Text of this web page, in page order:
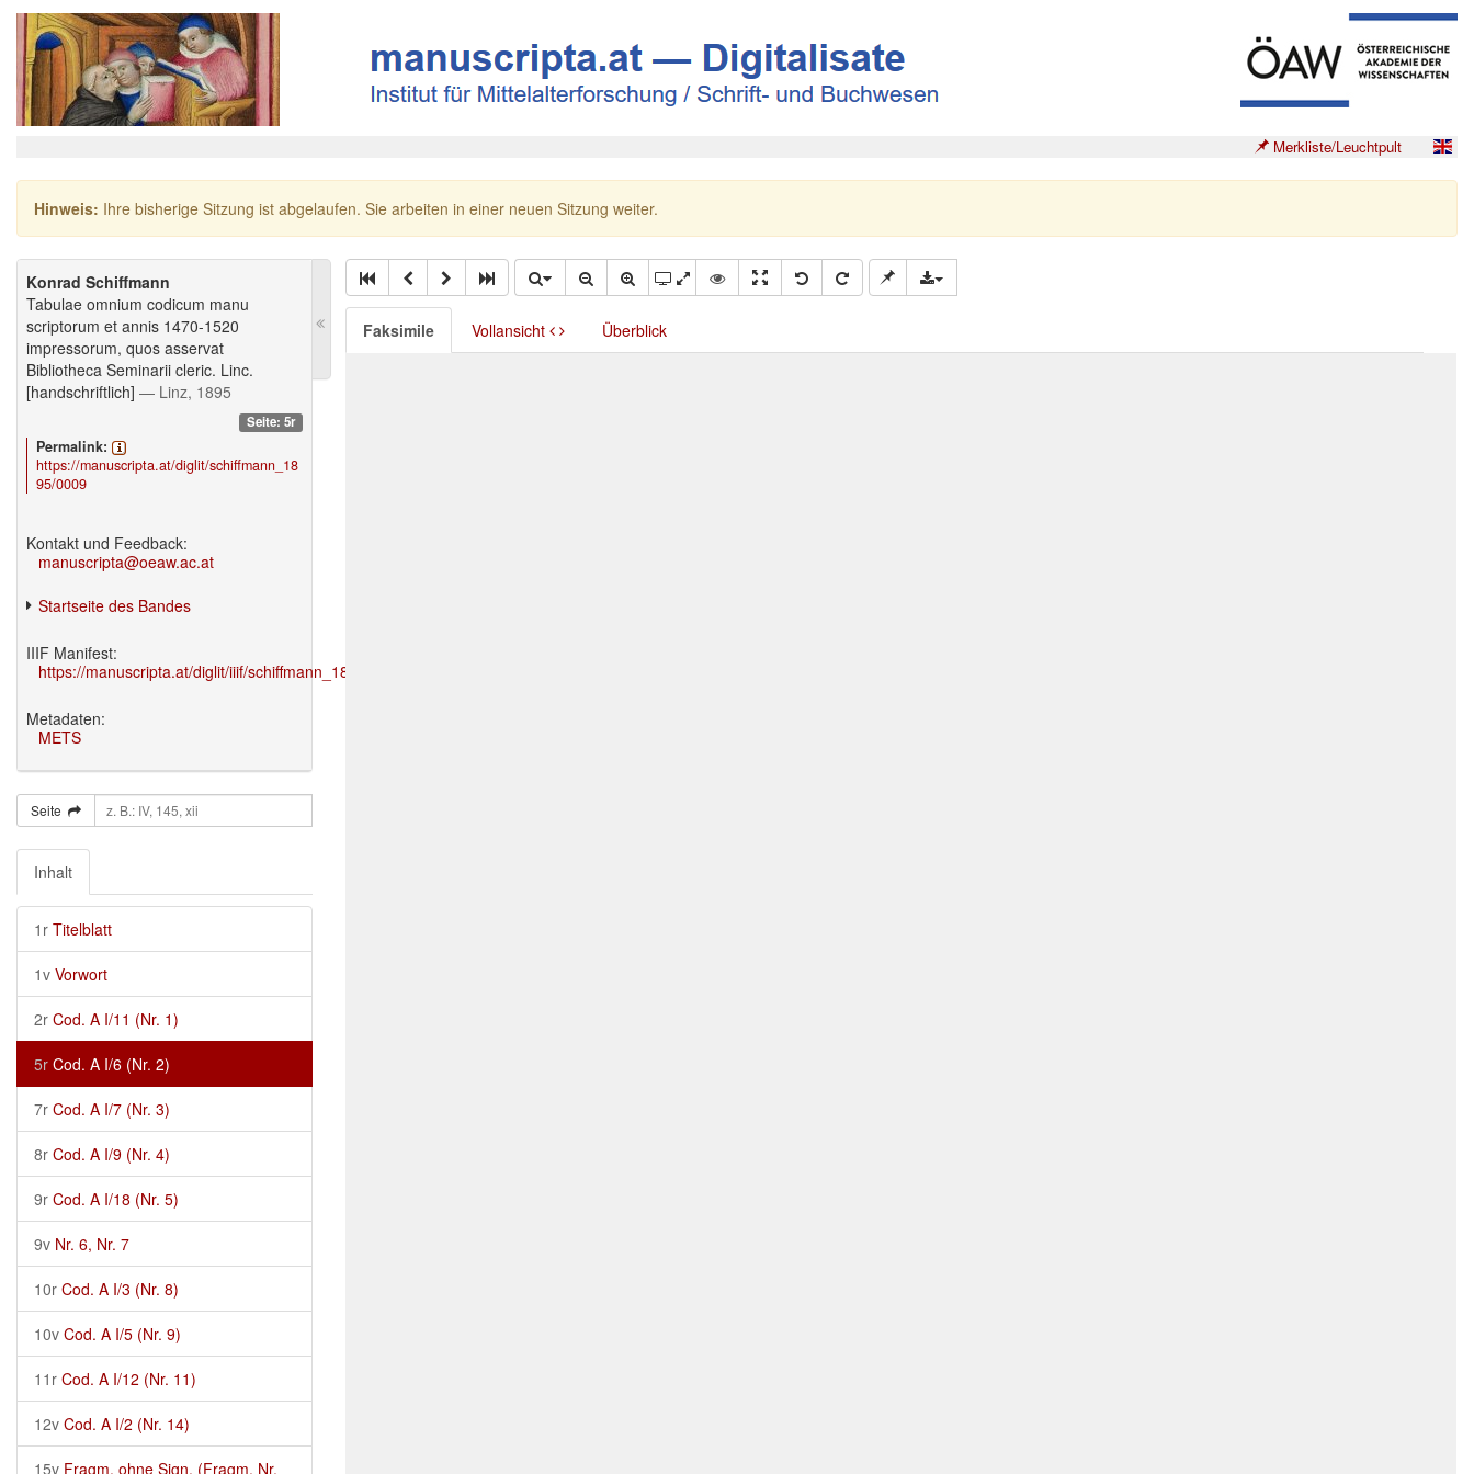
Merkliste/Leuchtpult
Hinweis: Ihre bisherige Sitzung ist abgelaufen. Sie arbeiten in einer neuen Sitzung weiter.
Konrad Schiffmann
Tabulae omnium codicum manu
scriptorum et annis 1470-1520
impressorum, quos asservat
Bibliotheca Seminarii cleric. Linc.
[handschriftlich] — Linz, 1895
Seite: 5r
Permalink:
https://manuscripta.at/diglit/schiffmann_18
95/0009
Kontakt und Feedback:
manuscripta@oeaw.ac.at
Startseite des Bandes
IIIF Manifest:
https://manuscripta.at/diglit/iiif/schiffmann_1895/manifest.json
Metadaten:
METS
Seite
Inhalt
1r Titelblatt
1v Vorwort
2r Cod. A I/11 (Nr. 1)
5r Cod. A I/6 (Nr. 2)
7r Cod. A I/7 (Nr. 3)
8r Cod. A I/9 (Nr. 4)
9r Cod. A I/18 (Nr. 5)
9v Nr. 6, Nr. 7
10r Cod. A I/3 (Nr. 8)
10v Cod. A I/5 (Nr. 9)
11r Cod. A I/12 (Nr. 11)
12v Cod. A I/2 (Nr. 14)
15v Fragm. ohne Sign. (Fragm. Nr.
Faksimile Vollansicht Überblick